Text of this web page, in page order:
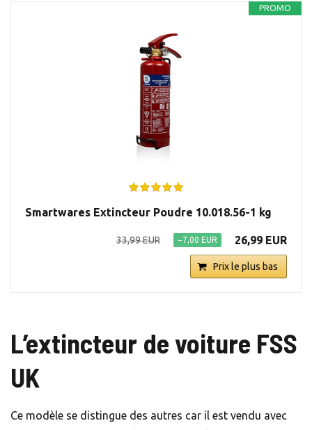
PROMO
Smartwares Extincteur Poudre 10.018.56-1 kg
33,99 EUR −7,00 EUR 26,99 EUR
Prix le plus bas
L’extincteur de voiture FSS
UK
Ce modèle se distingue des autres car il est vendu avec